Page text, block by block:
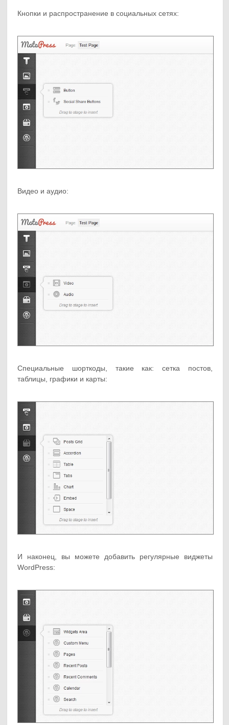
Кнопки и распространение в социальных сетях:
Видео и аудио:
Специальные шорткоды, такие как: сетка постов,
таблицы, графики и карты:
И наконец, вы можете добавить регулярные виджеты
WordPress: